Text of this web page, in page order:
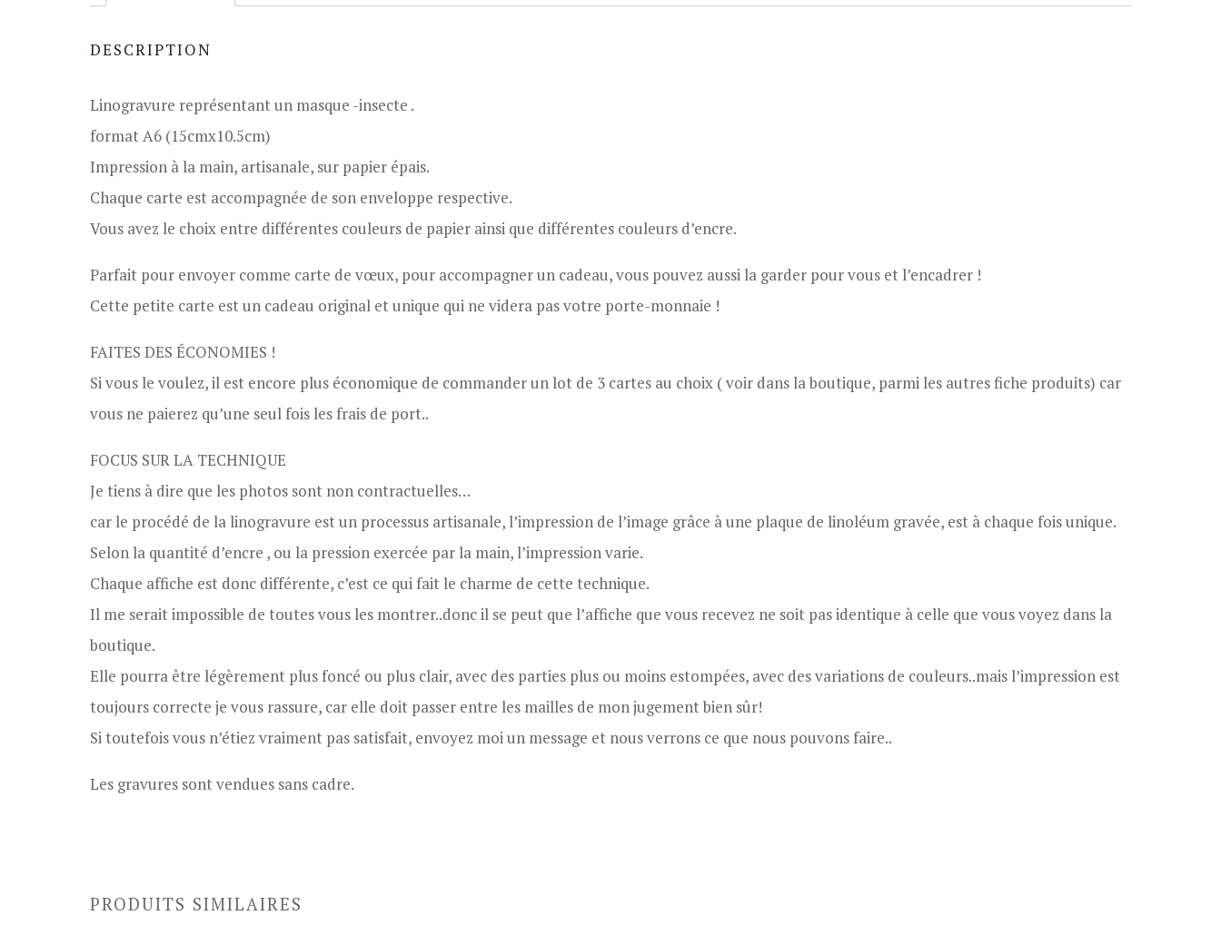
DESCRIPTION
Linogravure représentant un masque -insecte .
format A6 (15cmx10.5cm)
Impression à la main, artisanale, sur papier épais.
Chaque carte est accompagnée de son enveloppe respective.
Vous avez le choix entre différentes couleurs de papier ainsi que différentes couleurs d’encre.
Parfait pour envoyer comme carte de vœux, pour accompagner un cadeau, vous pouvez aussi la garder pour vous et l’encadrer !
Cette petite carte est un cadeau original et unique qui ne videra pas votre porte-monnaie !
FAITES DES ÉCONOMIES !
Si vous le voulez, il est encore plus économique de commander un lot de 3 cartes au choix ( voir dans la boutique, parmi les autres fiche produits) car
vous ne paierez qu’une seul fois les frais de port..
FOCUS SUR LA TECHNIQUE
Je tiens à dire que les photos sont non contractuelles…
car le procédé de la linogravure est un processus artisanale, l’impression de l’image grâce à une plaque de linoléum gravée, est à chaque fois unique.
Selon la quantité d’encre , ou la pression exercée par la main, l’impression varie.
Chaque affiche est donc différente, c’est ce qui fait le charme de cette technique.
Il me serait impossible de toutes vous les montrer..donc il se peut que l’affiche que vous recevez ne soit pas identique à celle que vous voyez dans la
boutique.
Elle pourra être légèrement plus foncé ou plus clair, avec des parties plus ou moins estompées, avec des variations de couleurs..mais l’impression est
toujours correcte je vous rassure, car elle doit passer entre les mailles de mon jugement bien sûr!
Si toutefois vous n’étiez vraiment pas satisfait, envoyez moi un message et nous verrons ce que nous pouvons faire..
Les gravures sont vendues sans cadre.
PRODUITS SIMILAIRES